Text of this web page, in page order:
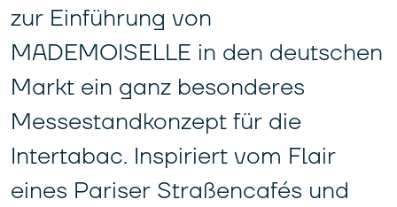
zur Einführung von
MADEMOISELLE in den deutschen
Markt ein ganz besonderes
Messestandkonzept für die
Intertabac. Inspiriert vom Flair
eines Pariser Straßencafés und